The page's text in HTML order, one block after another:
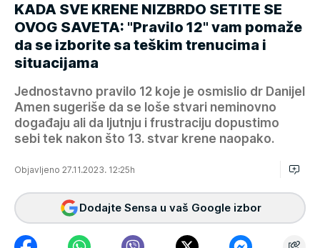
KADA SVE KRENE NIZBRDO SETITE SE
OVOG SAVETA: "Pravilo 12" vam pomaže
da se izborite sa teškim trenucima i
situacijama
Jednostavno pravilo 12 koje je osmislio dr Danijel
Amen sugeriše da se loše stvari neminovno
događaju ali da ljutnju i frustraciju dopustimo
sebi tek nakon što 13. stvar krene naopako.
Objavljeno 27.11.2023. 12:25h
Dodajte Sensa u vaš Google izbor